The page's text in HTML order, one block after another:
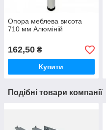
Опора меблева висота
710 мм Алюміній
162,50 ₴
Купити
Подібні товари компанії